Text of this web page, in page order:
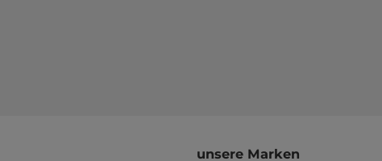
unsere Marken